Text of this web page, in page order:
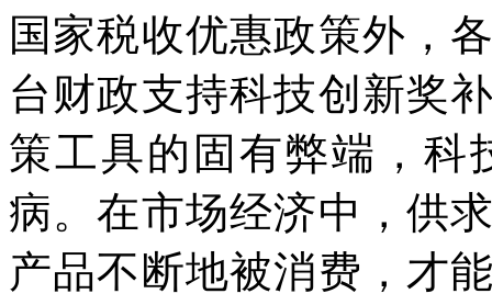
国家税收优惠政策外，
台财政支持科技创新奖
策工具的固有弊端，科
病。在市场经济中，供
产品不断地被消费，才